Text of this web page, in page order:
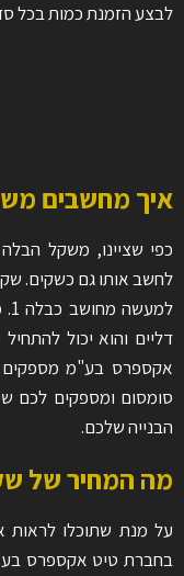
לבצע הזמנת כמות בכל
איך מחשבים
כפי שציינו, משקל
אקספרס בע"מ
סומסום ומספקים לכם
הבנייה שלכם.
מה המחיר של
על מנת שתוכלו לראות
בחברת טיט אקספרס